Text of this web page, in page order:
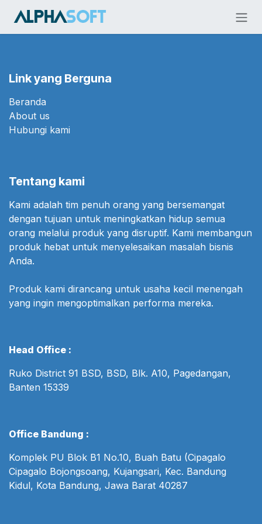
Link yang Berguna
Beranda
About us
Hubungi kami
Tentang kami
Kami adalah tim penuh orang yang bersemangat
dengan tujuan untuk meningkatkan hidup semua
orang melalui produk yang disruptif. Kami membangun
produk hebat untuk menyelesaikan masalah bisnis
Anda.
Produk kami dirancang untuk usaha kecil menengah
yang ingin mengoptimalkan performa mereka.
Head Office :
Ruko District 91 BSD, BSD, Blk. A10, Pagedangan,
Banten 15339
Office Bandung :
Komplek PU Blok B1 No.10, Buah Batu (Cipagalo
Cipagalo Bojongsoang, Kujangsari, Kec. Bandung
Kidul, Kota Bandung, Jawa Barat 40287